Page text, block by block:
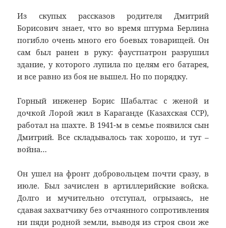
Из скупых рассказов родителя Дмитрий
Борисович знает, что во время штурма Берлина
погибло очень много его боевых товарищей. Он
сам был ранен в руку: фаустпатрон разрушил
здание, у которого лупила по целям его батарея,
и все равно из боя не вышел. Но по порядку.
Горный инженер Борис Шабалтас с женой и
дочкой Лорой жил в Караганде (Казахская ССР),
работал на шахте. В 1941-м в семье появился сын
Дмитрий. Все складывалось так хорошо, и тут –
война…
Он ушел на фронт добровольцем почти сразу, в
июле. Был зачислен в артиллерийские войска.
Долго и мучительно отступал, огрызаясь, не
сдавая захватчику без отчаянного сопротивления
ни пяди родной земли, выводя из строя свои же